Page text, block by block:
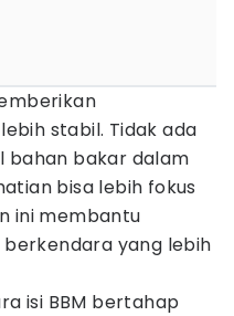
stabil. Tidak ada
bahan bakar dalam
bisa lebih fokus
ini membantu
yang lebih
isi BBM bertahap